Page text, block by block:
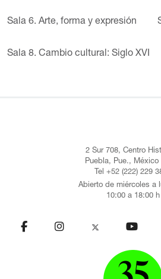
Sala 6. Arte, forma y expresión
Sala 8. Cambio cultural: Siglo XVI
2 Sur 708, Centro
Puebla, Pue., México
Tel +52 (222) 229
Abierto de miércoles a
10:00 a 18:00 h